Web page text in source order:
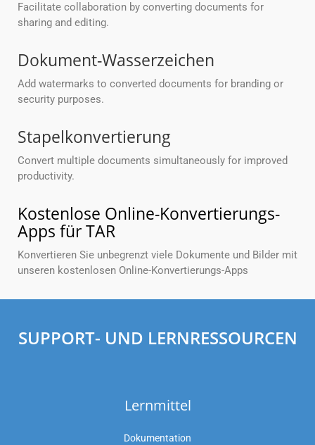
Facilitate collaboration by converting documents for
sharing and editing.
Dokument-Wasserzeichen
Add watermarks to converted documents for branding or
security purposes.
Stapelkonvertierung
Convert multiple documents simultaneously for improved
productivity.
Kostenlose Online-Konvertierungs-
Apps für TAR
Konvertieren Sie unbegrenzt viele Dokumente und Bilder mit
unseren kostenlosen Online-Konvertierungs-Apps
SUPPORT- UND LERNRESSOURCEN
Lernmittel
Dokumentation